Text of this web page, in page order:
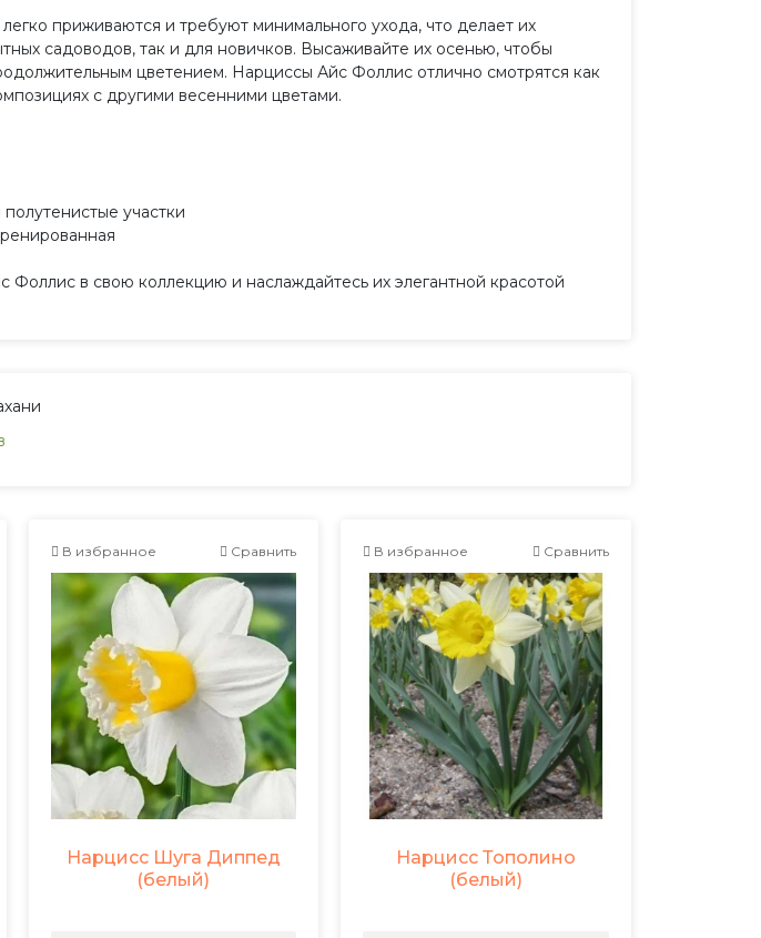
приживаются и требуют минимального ухода, что делает их
садоводов, так и для новичков. Высаживайте их осенью, чтобы
цветением. Нарциссы Айс Фоллис отлично смотрятся как
с другими весенними цветами.
участки
Фоллис в свою коллекцию и наслаждайтесь их элегантной красотой
В избранное Сравнить
Нарцисс Шуга Диппед
(белый)
В избранное Сравнить
Нарцисс Тополино
(белый)